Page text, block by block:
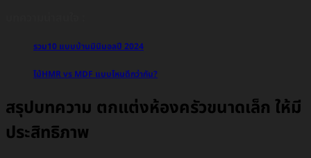
รวม10 แบบบ้านมินิมอลปี 2024
ไม้HMR vs MDF แบบไหนดีกว่ากัน?
สรุปบทความ ตกแต่งห้องครัวขนาดเล็ก ให้มี
ประสิทธิภาพ